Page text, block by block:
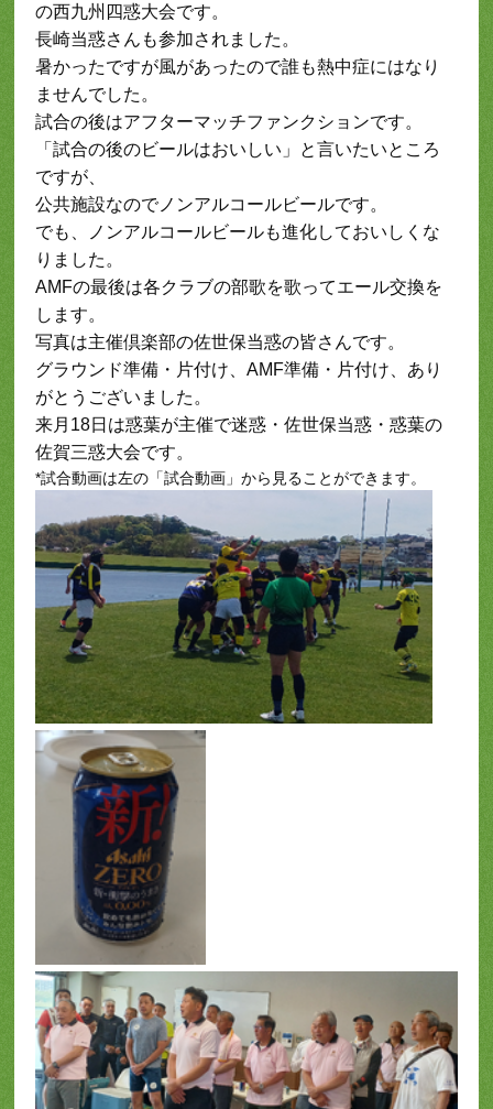
の西九州四惑大会です。
長崎当惑さんも参加されました。
暑かったですが風があったので誰も熱中症にはなり
ませんでした。
試合の後はアフターマッチファンクションです。
「試合の後のビールはおいしい」と言いたいところ
ですが、
公共施設なのでノンアルコールビールです。
でも、ノンアルコールビールも進化しておいしくな
りました。
AMFの最後は各クラブの部歌を歌ってエール交換を
します。
写真は主催倶楽部の佐世保当惑の皆さんです。
グラウンド準備・片付け、AMF準備・片付け、あり
がとうございました。
来月18日は惑葉が主催で迷惑・佐世保当惑・惑葉の
佐賀三惑大会です。
*試合動画は左の「試合動画」から見ることができます。